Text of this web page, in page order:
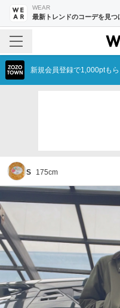
WEAR
最新トレンドのコーデを見つ
新規会員登録で1,000ptも
S 175cm